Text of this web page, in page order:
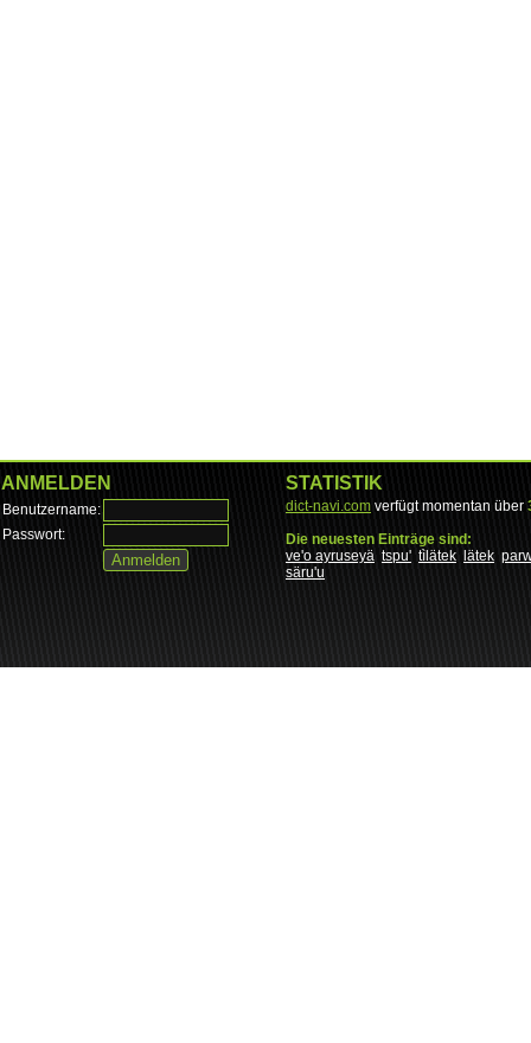
ANMELDEN
Benutzername:
Passwort:
STATISTIK
dict-navi.com verfügt momentan über
Die neuesten Einträge sind:
ve'o ayruseyä tspu' tìlätek lätek
säru'u